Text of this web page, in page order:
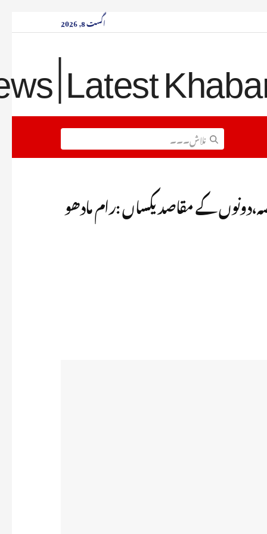
اگست 8, 2026
کے مقاصد یکساں :رام مادھو